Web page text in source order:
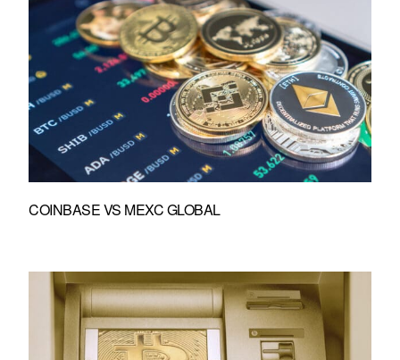
COINBASE VS MEXC GLOBAL